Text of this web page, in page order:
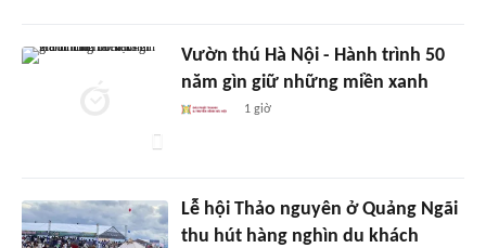
Vườn thú Hà Nội - Hành trình 50
năm gìn giữ những miền xanh
1 giờ
Lễ hội Thảo nguyên ở Quảng Ngãi
thu hút hàng nghìn du khách